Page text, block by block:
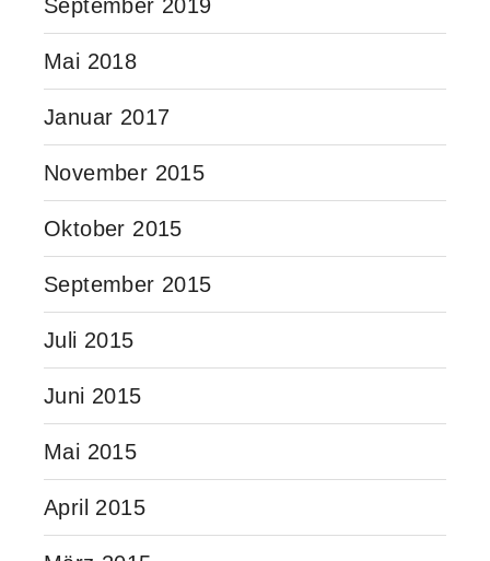
September 2019
Mai 2018
Januar 2017
November 2015
Oktober 2015
September 2015
Juli 2015
Juni 2015
Mai 2015
April 2015